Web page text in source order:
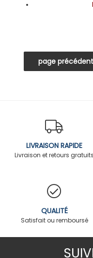
LIVRAISON RAPIDE
Livraison et retours gratuits
QUALITÉ
Satisfait ou remboursé